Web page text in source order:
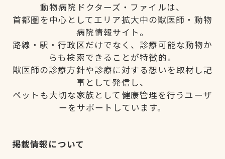
動物病院ドクターズ・ファイルは、
首都圏を中心としてエリア拡大中の獣医師・動物
病院情報サイト。
路線・駅・行政区だけでなく、診療可能な動物か
らも検索できることが特徴的。
獣医師の診療方針や診療に対する想いを取材し記
事として発信し、
ペットも大切な家族として健康管理を行うユーザ
ーをサポートしています。
掲載情報について